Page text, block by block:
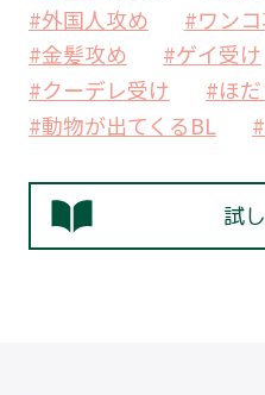
#外国人攻め
#ワン
#金髪攻め
#ゲイ受け
#クーデレ受け
#ほ
#動物が出てくるBL
試